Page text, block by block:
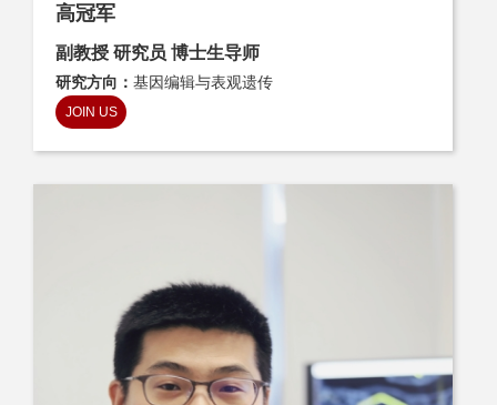
高冠军
副教授 研究员 博士生导师
研究方向： 基因编辑与表观遗传
JOIN US